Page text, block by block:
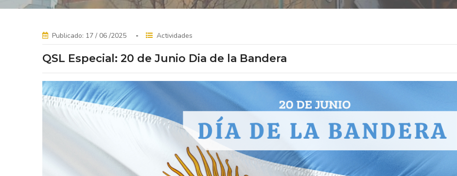
Publicado: 17 / 06 /2025 Actividades
QSL Especial: 20 de Junio Dia de la Bandera